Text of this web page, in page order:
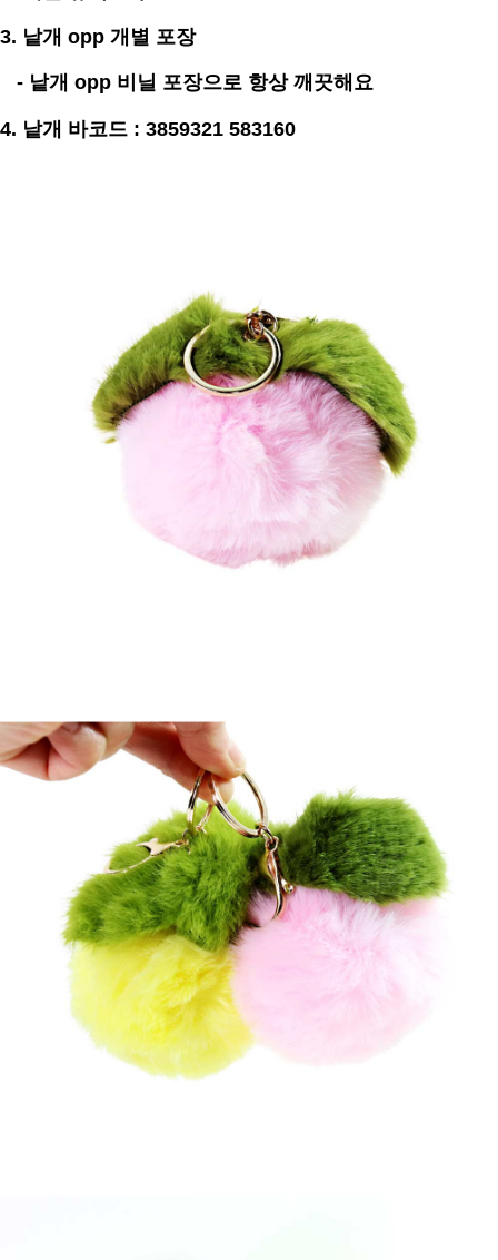
3. 낱개 opp 개별 포장
- 낱개 opp 비닐 포장으로 항상 깨끗해요
4. 낱개 바코드 : 3859321 583160